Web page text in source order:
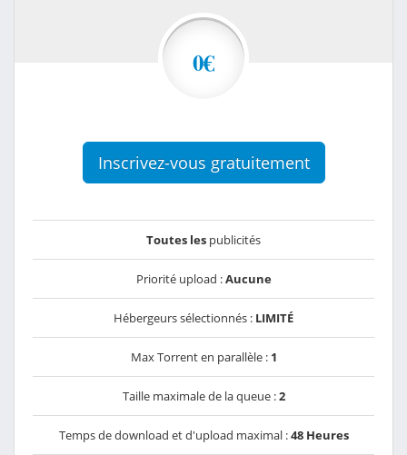
0€
Inscrivez-vous gratuitement
Toutes les publicités
Priorité upload :Aucune
Hébergeurs sélectionnés : LIMITÉ
Max Torrent en parallèle : 1
Taille maximale de la queue :2
Temps de download et d'upload maximal :48 Heures